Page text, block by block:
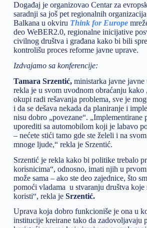
Događaj je organizovao Centar za
saradnji sa još pet regionalnih
Balkana u okviru Think for Europe
deo WeBER2.0, regionalne inicijative
civilnog društva i građana kako bi bili
kontrolišu proces reforme javne uprave.
Izdvajamo sa konferencije:
Tamara Srzentić, ministarka javne javne
rekla je u svom uvodnom obraćanju kako
okupi radi rešavanja problema, sve je
i da se dešava nekada da planiranje i
nisu dobro „povezane“. „Implementirane
uporediti sa automobilom koji je labavo
– nećete stići tamo gde ste želeli i na
mnoge ljude,“ rekla je Srzentić.
Srzentić je rekla kako bi politike trebalo
korisnicima“, odnosno, imati njih u
može sama – ako ste deo zajednice, što
pomoći vladama u stvaranju društva koje
koristi“, rekla je Srzentić.
Uprava koja dobro funkcioniše je ona u
institucije kreirane tako da zadovoljavaju